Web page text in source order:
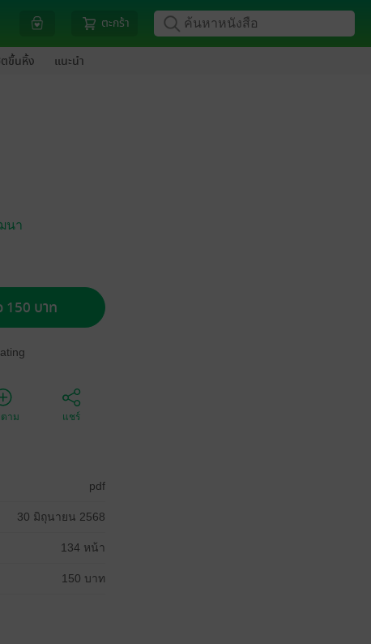
ตะกร้า
ขึ้นหิ้ง แนะนำ
นา
150 บาท
าม แชร์
pdf
30 มิถุนายน 2568
134 หน้า
150 บาท